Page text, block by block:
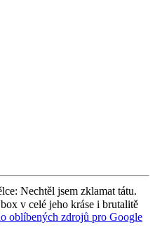
Nechtěl jsem zklamat tátu.
v celé jeho kráse i brutalitě
oblíbených zdrojů pro Google